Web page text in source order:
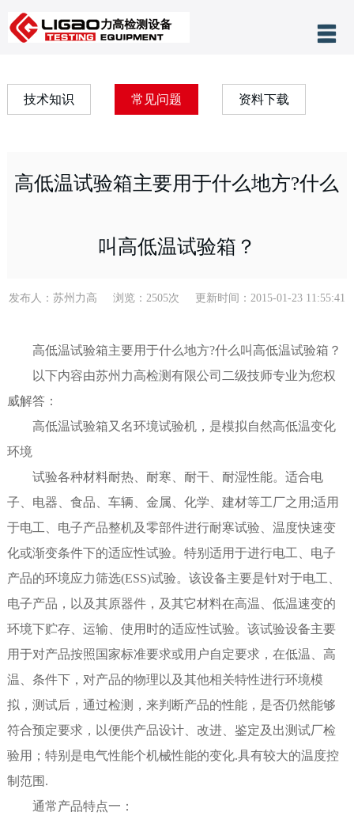
网站首页
客户案例
联系我们
技术知识 常见问题 资料下载
高低温试验箱主要用于什么地方?什么
叫高低温试验箱？
发布人：苏州力高 浏览：2505次 更新时间：2015-01-23 11:55:41
高低温试验箱主要用于什么地方?什么叫高低温试验箱？
以下内容由苏州力高检测有限公司二级技师专业为您权
威解答：
高低温试验箱又名环境试验机，是模拟自然高低温变化
环境
试验各种材料耐热、耐寒、耐干、耐湿性能。适合电
子、电器、食品、车辆、金属、化学、建材等工厂之用;适用
于电工、电子产品整机及零部件进行耐寒试验、温度快速变
化或渐变条件下的适应性试验。特别适用于进行电工、电子
产品的环境应力筛选(ESS)试验。该设备主要是针对于电工、
电子产品，以及其原器件，及其它材料在高温、低温速变的
环境下贮存、运输、使用时的适应性试验。该试验设备主要
用于对产品按照国家标准要求或用户自定要求，在低温、高
温、条件下，对产品的物理以及其他相关特性进行环境模
拟，测试后，通过检测，来判断产品的性能，是否仍然能够
符合预定要求，以便供产品设计、改进、鉴定及出测试厂检
验用；特别是电气性能个机械性能的变化.具有较大的温度控
制范围.
通常产品特点一：